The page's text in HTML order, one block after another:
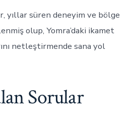
yıllar süren deneyim ve bölge
olup, Yomra’daki ikamet
netleştirmende sana yol
Sorular